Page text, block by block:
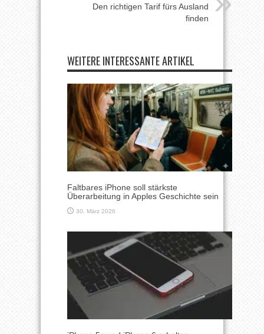
Den richtigen Tarif fürs Ausland
finden
WEITERE INTERESSANTE ARTIKEL
Faltbares iPhone soll stärkste
Überarbeitung in Apples Geschichte sein
30. März 2026